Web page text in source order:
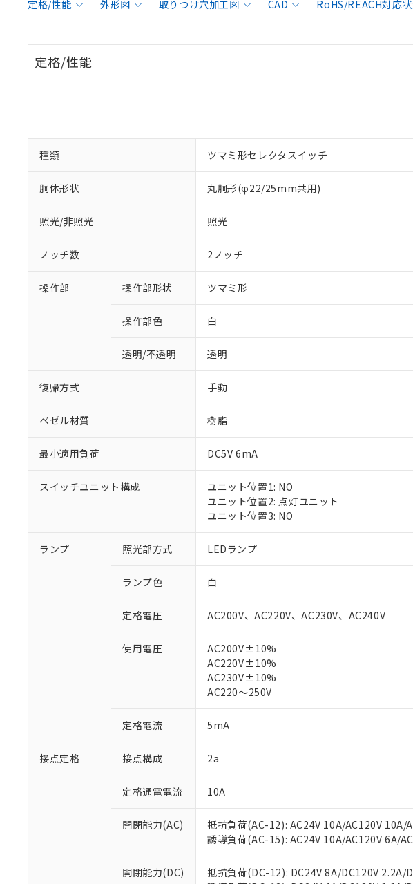
定格/性能 外形図 取りつけ穴加工図 CAD RoHS/REACH対応
定格/性能
種類 ツマミ形セレクタスイッチ
胴体形状 丸胴形(φ22/25mm共用)
照光/非照光 照光
ノッチ数 2ノッチ
操作部 操作部形状 ツマミ形
操作部色 白
透明/不透明 透明
復帰方式 手動
ベゼル材質 樹脂
最小適用負荷 DC5V 6mA
スイッチユニット構成
ユニット位置1: NO
ユニット位置2: 点灯ユニット
ユニット位置3: NO
ランプ 照光部方式 LEDランプ
ランプ色 白
定格電圧 AC200V、AC220V、AC230V、AC240V
使用電圧
AC200V±10%
AC220V±10%
AC230V±10%
AC220～250V
定格電流 5mA
接点定格 接点構成 2a
定格通電電流 10A
開閉能力(AC)
抵抗負荷(AC-12): AC24V 10A/AC120V 10A/
誘導負荷(AC-15): AC24V 10A/AC120V 6A/
開閉能力(DC)
抵抗負荷(DC-12): DC24V 8A/DC120V 2.2A/
ご利用条件
以下の条件をお読みいただき、同意のうえ
当社制御機器事業取扱商品の中には
のであり、閲覧された時点での実際
当社販売員にご相談ください。
オムロン制御機器販売店や当社販売
在庫状況および標準価格結果を当
マイパーツ機能（部品リスト作成
※1 対応状況
対応済み：EU RoHS指令（10物質）
対応予定：EU RoHS指令（10物質）の非
対応予定なし：EU RoHS指令（10物質）
調査・確認中：EU RoHS指令（10物質）
非該当品：ライセンス料など無形物で、
仕入先様の事情により、非含有部品とし
があります。
鉛(Pb) 1000ppm以下、 水銀(Hg) 1000ppm以下、 カ
フタル酸エステル類の４物質については閾値を超え
※2 対応予定月
部品在庫の切り替え状況などにより、予
※1 中国RoHS○×表
「○」：最大均質材料含有率が中国RoHS
「×」：最大均質材料含有率が中国
「－」：未確認です。当社販売部門へお
Cr(Ⅵ)(六価クロム) : 1000ppm、 PBBs(ポリ臭化ビフ
DBP(フタル酸ジブチル) : 1000ppm、 DIBP(フタル酸
DEHP(フタル酸ビス(2-エチルヘキシル)) : 1000ppm
※2 環境保護使用期限
「ｅ」：有害物質（10物質）のすべてが
「10」：通常の使用状況下において有害
などの必要な手続きをとります。
ます。
置等に一切使用いたしません。
当社は、貴社製品を第三者に販売
また当社は、販売先および販売に
たしません。
△ 一定数には満たないが在庫あり
機器販売店・当社販売員にご確